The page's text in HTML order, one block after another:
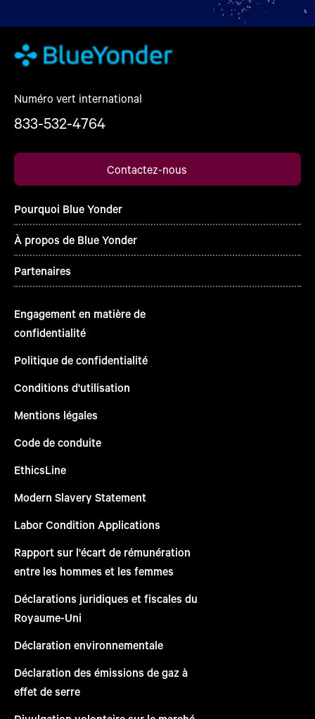
Numéro vert international
833-532-4764
Contactez-nous
Pourquoi Blue Yonder
À propos de Blue Yonder
Partenaires
Engagement en matière de
confidentialité
Politique de confidentialité
Conditions d'utilisation
Mentions légales
Code de conduite
EthicsLine
Modern Slavery Statement
Labor Condition Applications
Rapport sur l'écart de rémunération
entre les hommes et les femmes
Déclarations juridiques et fiscales du
Royaume-Uni
Déclaration environnementale
Déclaration des émissions de gaz à
effet de serre